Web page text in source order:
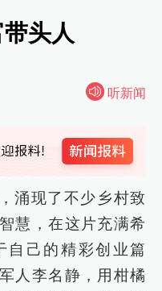
头人
听新闻
涌现了不少乡村致
慧，在这片充满希
自己的精彩创业篇
人李名静，用柑橘